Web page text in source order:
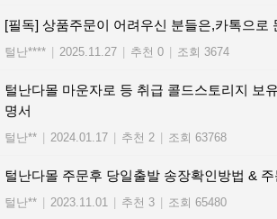
[필독] 상품주문이 어려우신 분들은,카톡으로
털난**** 2025.11.27 추천 0 조회 3674
털난다몰 마운자로 등 취급 콜드스토리지 보
명서
털난** 2024.01.17 추천 2 조회 63768
털난다몰 주문후 당일출발 송장확인방법 &
털난** 2023.11.01 추천 3 조회 65480